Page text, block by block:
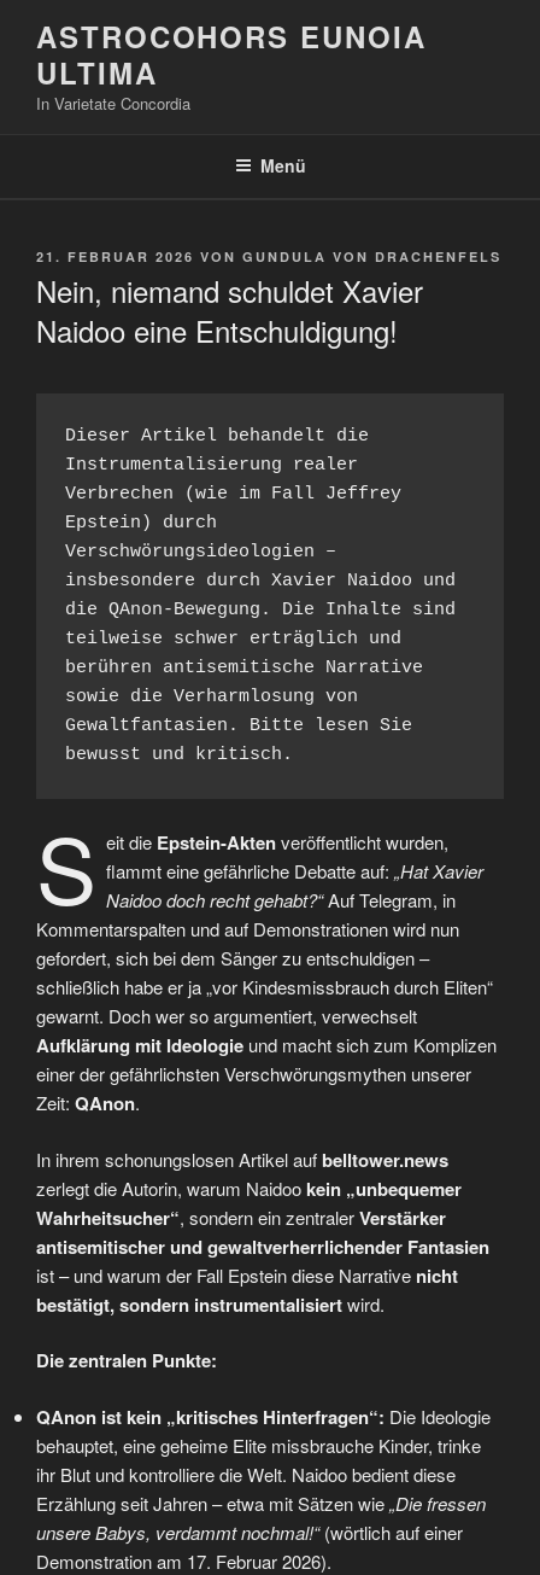
Inhalt
springen
ASTROCOHORS EUNOIA
ULTIMA
In Varietate Concordia
Menü
VERÖFFENTLICHT
21. FEBRUAR 2026 VON GUNDULA VON DRACHENFELS
Nein, niemand schuldet Xavier
Naidoo eine Entschuldigung!
Dieser Artikel behandelt die
Instrumentalisierung realer
Verbrechen (wie im Fall Jeffrey
Epstein) durch
Verschwörungsideologien –
insbesondere durch Xavier Naidoo und
die QAnon-Bewegung. Die Inhalte sind
teilweise schwer erträglich und
berühren antisemitische Narrative
sowie die Verharmlosung von
Gewaltfantasien. Bitte lesen Sie
bewusst und kritisch.
S eit die Epstein-Aktenveröffentlicht wurden,
flammt eine gefährliche Debatte auf: „Hat Xavier
Naidoo doch recht gehabt?“Auf Telegram, in
Kommentarspalten und auf Demonstrationen wird nun
gefordert, sich bei dem Sänger zu entschuldigen –
schließlich habe er ja „vor Kindesmissbrauch durch Eliten“
gewarnt. Doch wer so argumentiert, verwechselt
Aufklärung mit Ideologie und macht sich zum Komplizen
einer der gefährlichsten Verschwörungsmythen unserer
Zeit: QAnon.
In ihrem schonungslosen Artikel aufbelltower.news
zerlegt die Autorin, warum Naidookein „unbequemer
Wahrheitsucher“, sondern ein zentralerVerstärker
antisemitischer und gewaltverherrlichender Fantasien
ist – und warum der Fall Epstein diese Narrative nicht
bestätigt, sondern instrumentalisiertwird.
Die zentralen Punkte:
QAnon ist kein „kritisches Hinterfragen“: Die Ideologie
behauptet, eine geheime Elite missbrauche Kinder, trinke
ihr Blut und kontrolliere die Welt. Naidoo bedient diese
Erzählung seit Jahren – etwa mit Sätzen wie„Die fressen
unsere Babys, verdammt nochmal!“(wörtlich auf einer
Demonstration am 17. Februar 2026).